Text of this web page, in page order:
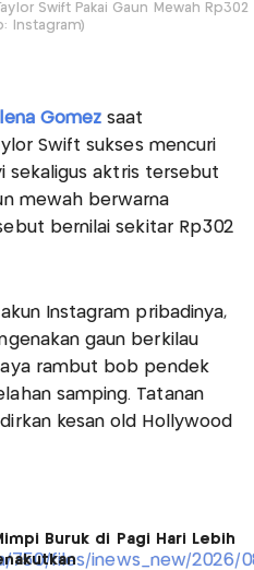
Swift Pakai Gaun Mewah Rp302
Instagram)
Gomez saat
Swift sukses mencuri
sekaligus aktris tersebut
mewah berwarna
bernilai sekitar Rp302
Instagram pribadinya,
gaun berkilau
rambut bob pendek
samping. Tatanan
kesan old Hollywood
Buruk di Pagi Hari Lebih